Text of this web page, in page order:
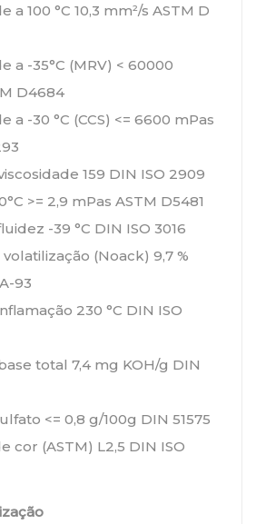
a 100 °C 10,3 mm²/s ASTM D
a -35°C (MRV) < 60000
D4684
a -30 °C (CCS) <= 6600 mPas
159 DIN ISO 2909
>= 2,9 mPas ASTM D5481
-39 °C DIN ISO 3016
(Noack) 9,7 %
93
230 °C DIN ISO
total 7,4 mg KOH/g DIN
<= 0,8 g/100g DIN 51575
cor (ASTM) L2,5 DIN ISO